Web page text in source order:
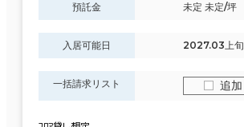
預託金 未定 未定/坪
入居可能日 2027.03上旬
一括請求リスト 追加